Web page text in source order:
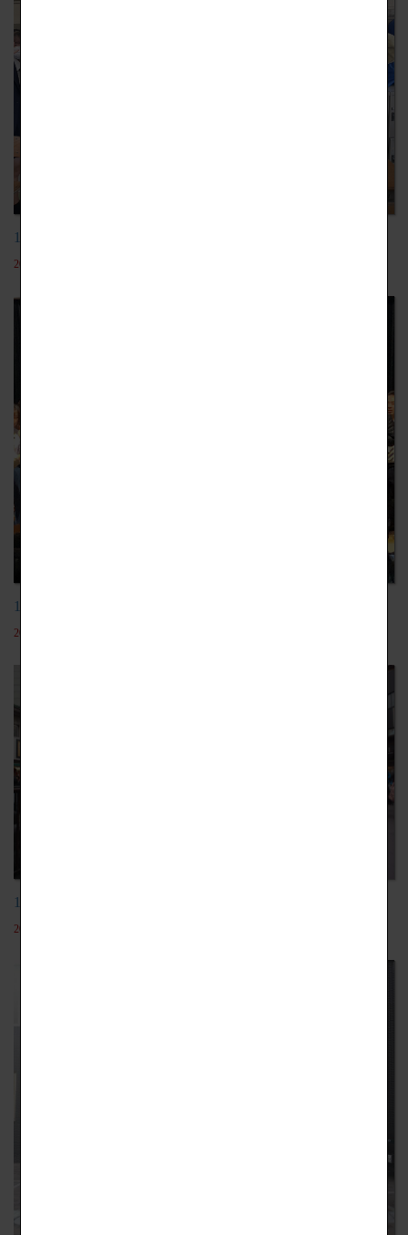
111學年大和西高校交流教育旅行
2023-11-04
108學年日本動漫技能實習
2019-12-18
106學年日本織田調理師專門學校觀餐團
2019-12-18